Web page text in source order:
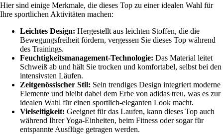
Hier sind einige Merkmale, die dieses Top zu einer idealen Wahl für
Ihre sportlichen Aktivitäten machen:
Leichtes Design: Hergestellt aus leichten Stoffen, die die
Bewegungsfreiheit fördern, vergessen Sie dieses Top während
des Trainings.
Feuchtigkeitsmanagement-Technologie: Das Material leitet
Schweiß ab und hält Sie trocken und komfortabel, selbst bei den
intensivsten Läufen.
Zeitgenössischer Stil: Sein trendiges Design integriert moderne
Elemente und bleibt dabei dem Erbe von adidas treu, was es zur
idealen Wahl für einen sportlich-eleganten Look macht.
Vielseitigkeit: Geeignet für das Laufen, kann dieses Top auch
während Ihrer Yoga-Einheiten, beim Fitness oder sogar für
entspannte Ausflüge getragen werden.